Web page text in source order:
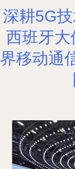
深耕5G
西班牙
界移动通